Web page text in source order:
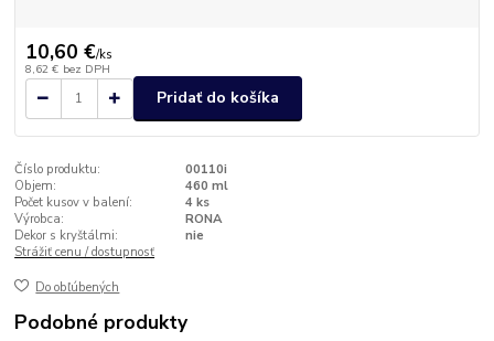
10,60 €/ks
8,62 € bez DPH
Pridať do košíka
Číslo produktu:
00110i
Objem:
460 ml
Počet kusov v balení:
4 ks
Výrobca:
RONA
Dekor s kryštálmi:
nie
Strážiť cenu / dostupnosť
Do obľúbených
Podobné produkty